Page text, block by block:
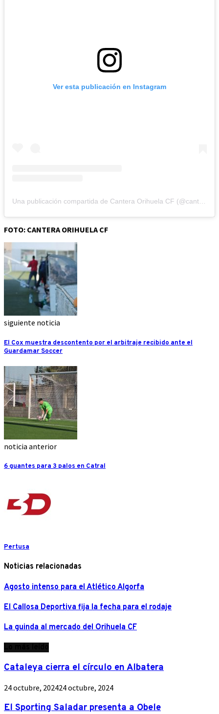
Ver esta publicación en Instagram
Una publicación compartida de Cantera Orihuela CF (@cantera_orihuelacf)
FOTO: CANTERA ORIHUELA CF
siguiente noticia
El Cox muestra descontento por el arbitraje recibido ante el
Guardamar Soccer
noticia anterior
6 guantes para 3 palos en Catral
Pertusa
Noticias relacionadas
Agosto intenso para el Atlético Algorfa
El Callosa Deportiva fija la fecha para el rodaje
La guinda al mercado del Orihuela CF
Cataleya cierra el círculo en Albatera
24 octubre, 202424 octubre, 2024
El Sporting Saladar presenta a Obele